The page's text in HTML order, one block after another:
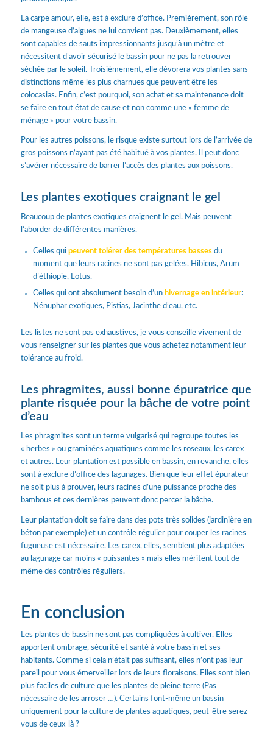
La carpe amour, elle, est à exclure d’office. Premièrement, son rôle
de mangeuse d’algues ne lui convient pas. Deuxièmement, elles
sont capables de sauts impressionnants jusqu’à un mètre et
nécessitent d’avoir sécurisé le bassin pour ne pas la retrouver
séchée par le soleil. Troisièmement, elle dévorera vos plantes sans
distinctions même les plus charnues que peuvent être les
colocasias. Enfin, c’est pourquoi, son achat et sa maintenance doit
se faire en tout état de cause et non comme une « femme de
ménage » pour votre bassin.
Pour les autres poissons, le risque existe surtout lors de l’arrivée de
gros poissons n’ayant pas été habitué à vos plantes. Il peut donc
s’avérer nécessaire de barrer l’accès des plantes aux poissons.
Les plantes exotiques craignant le gel
Beaucoup de plantes exotiques craignent le gel. Mais peuvent
l’aborder de différentes manières.
Celles qui peuvent tolérer des températures bassesdu
moment que leurs racines ne sont pas gelées. Hibicus, Arum
d’éthiopie, Lotus.
Celles qui ont absolument besoin d’un hivernage en intérieur:
Nénuphar exotiques, Pistias, Jacinthe d’eau, etc.
Les listes ne sont pas exhaustives, je vous conseille vivement de
vous renseigner sur les plantes que vous achetez notamment leur
tolérance au froid.
Les phragmites, aussi bonne épuratrice que
plante risquée pour la bâche de votre point
d’eau
Les phragmites sont un terme vulgarisé qui regroupe toutes les
« herbes » ou graminées aquatiques comme les roseaux, les carex
et autres. Leur plantation est possible en bassin, en revanche, elles
sont à exclure d’office des lagunages. Bien que leur effet épurateur
ne soit plus à prouver, leurs racines d’une puissance proche des
bambous et ces dernières peuvent donc percer la bâche.
Leur plantation doit se faire dans des pots très solides (jardinière en
béton par exemple) et un contrôle régulier pour couper les racines
fugueuse est nécessaire. Les carex, elles, semblent plus adaptées
au lagunage car moins « puissantes » mais elles méritent tout de
même des contrôles réguliers.
En conclusion
Les plantes de bassin ne sont pas compliquées à cultiver. Elles
apportent ombrage, sécurité et santé à votre bassin et ses
habitants. Comme si cela n’était pas suffisant, elles n’ont pas leur
pareil pour vous émerveiller lors de leurs floraisons. Elles sont bien
plus faciles de culture que les plantes de pleine terre (Pas
nécessaire de les arroser …). Certains font-même un bassin
uniquement pour la culture de plantes aquatiques, peut-être serez-
vous de ceux-là ?